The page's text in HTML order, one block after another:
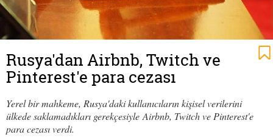
Rusya'dan Airbnb, Twitch ve
Pinterest'e para cezası
Yerel bir mahkeme, Rusya'daki kullanıcıların kişisel verilerini
ülkede saklamadıkları gerekçesiyle Airbnb, Twitch ve Pinterest'e
para cezası verdi.